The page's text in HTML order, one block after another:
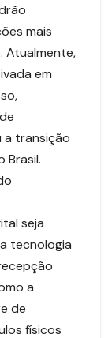
mais
Atualmente,
em
a transição
Brasil.
seja
tecnologia
a
de
físicos